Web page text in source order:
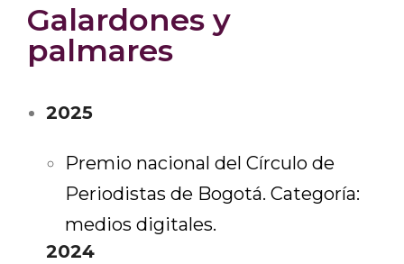
Galardones y
palmares
2025
Premio nacional del Círculo de
Periodistas de Bogotá. Categoría:
medios digitales.
2024